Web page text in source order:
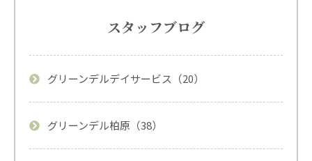
スタッフブログ
グリーンデルデイサービス（20）
グリーンデル柏原（38）